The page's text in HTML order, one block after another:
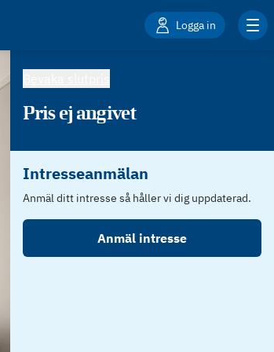
Logga in
Pris ej angivet
Intresseanmälan
Anmäl ditt intresse så håller vi dig uppdaterad.
Anmäl intresse